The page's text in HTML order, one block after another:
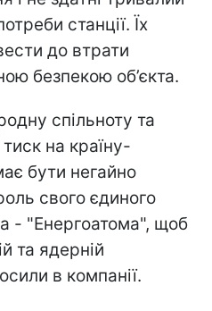
станції. Їх
до втрати
безпекою об’єкта.
спільноту та
на країну-
бути негайно
свого єдиного
- "Енергоатома", щоб
та ядерній
в компанії.